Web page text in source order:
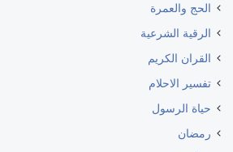
الحج والعمرة
الرقية الشرعية
القران الكريم
تفسير الاحلام
حياة الرسول
رمضان